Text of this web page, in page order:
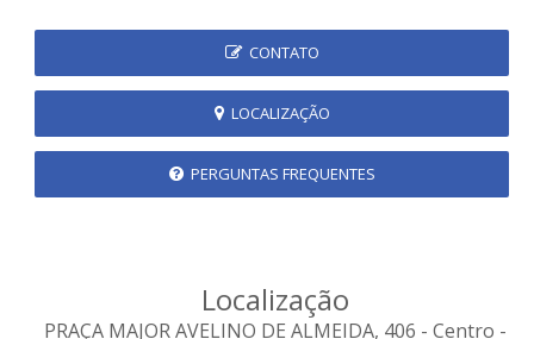
CONTATO
LOCALIZAÇÃO
PERGUNTAS FREQUENTES
Localização
PRAÇA MAJOR AVELINO DE ALMEIDA, 406 - Centro -